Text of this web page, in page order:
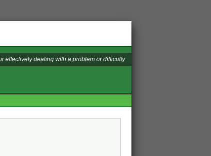
effectively dealing with a problem or difficulty